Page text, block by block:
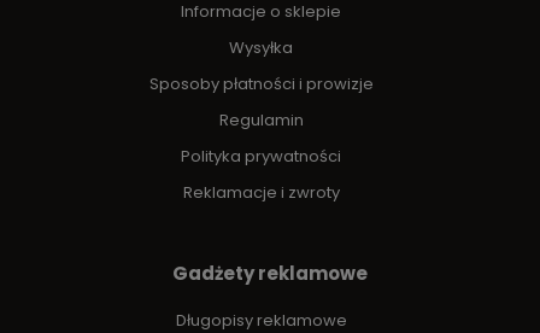
Informacje o sklepie
Wysyłka
Sposoby płatności i prowizje
Regulamin
Polityka prywatności
Reklamacje i zwroty
Gadżety reklamowe
Długopisy reklamowe